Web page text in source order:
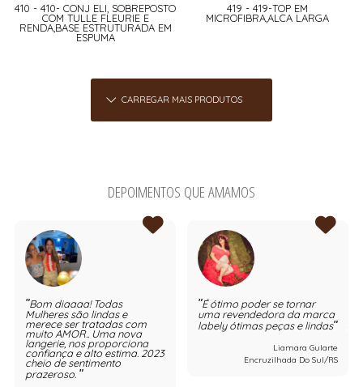
410 - 410- CONJ ELI, SOBREPOSTO
COM TULLE FLEURIE E
RENDA,BASE ESTRUTURADA EM
ESPUMA
419 - 419-TOP EM
MICROFIBRA,ALCA LARGA
CARREGAR MAIS PRODUTOS
DEPOIMENTOS QUE AMAMOS
Bom diaaaa! Todas
Mulheres são lindas e
merece ser tratadas com
muito AMOR.. Uma nova
langerie, nos proporciona
confiança e alto estima. 2023
cheio de sentimento
prazeroso.
É ótimo poder se tornar
uma revendedora da marca
labely ótimas peças e lindas
Liamara Gularte
Encruzilhada Do Sul/RS